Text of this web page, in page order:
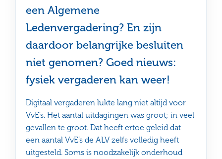
een Algemene
Ledenvergadering? En zijn
daardoor belangrijke besluiten
niet genomen? Goed nieuws:
fysiek vergaderen kan weer!
Digitaal vergaderen lukte lang niet altijd voor
VvE’s. Het aantal uitdagingen was groot; in veel
gevallen te groot. Dat heeft ertoe geleid dat
een aantal VvE’s de ALV zelfs volledig heeft
uitgesteld. Soms is noodzakelijk onderhoud